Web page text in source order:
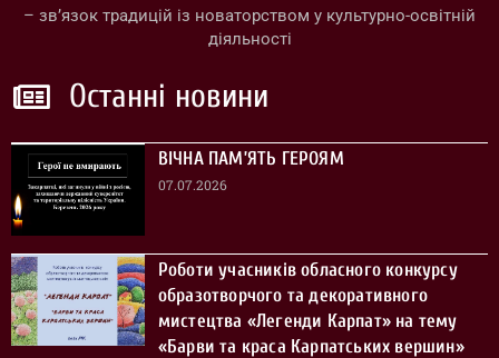
– зв’язок традицій із новаторством у культурно-освітній
діяльності
Останні новини
ВІЧНА ПАМ’ЯТЬ ГЕРОЯМ
07.07.2026
Роботи учасників обласного конкурсу
образотворчого та декоративного
мистецтва «Легенди Карпат» на тему
«Барви та краса Карпатських вершин»